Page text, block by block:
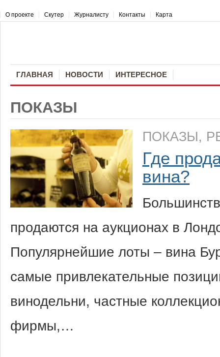
О проекте Скутер Журналисту Контакты Карта
ГЛАВНАЯ НОВОСТИ ИНТЕРЕСНОЕ
ПОКАЗЫ
ПОКАЗЫ,
Где
вина?
продаются на аукционах в
Популярнейшие лоты – вина
самые привлекательные
винодельни, частные
фирмы,…